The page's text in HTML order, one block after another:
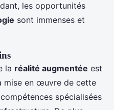
les opportunités
sont immenses et
la réalité augmentée est
mise en œuvre de cette
spécialisées